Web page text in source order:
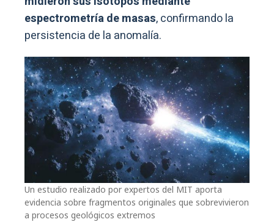
espectrometría de masas, confirmando la
persistencia de la anomalía.
Un estudio realizado por expertos del MIT aporta
evidencia sobre fragmentos originales que sobrevivieron
a procesos geológicos extremos